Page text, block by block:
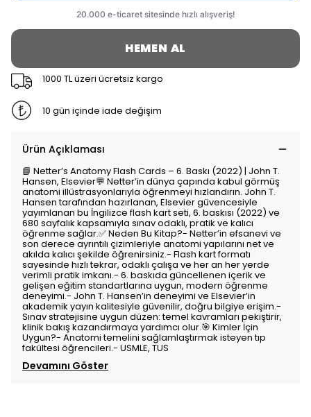
HEMEN AL
1000 TL üzeri ücretsiz kargo
10 gün içinde iade değişim
Ürün Açıklaması
📘 Netter’s Anatomy Flash Cards – 6. Baskı (2022) | John T.
Hansen, Elsevier💬 Netter’in dünya çapında kabul görmüş
anatomi illüstrasyonlarıyla öğrenmeyi hızlandırın. John T.
Hansen tarafından hazırlanan, Elsevier güvencesiyle
yayımlanan bu İngilizce flash kart seti, 6. baskısı (2022) ve
680 sayfalık kapsamıyla sınav odaklı, pratik ve kalıcı
öğrenme sağlar.✅ Neden Bu Kitap?- Netter’in efsanevi ve
son derece ayrıntılı çizimleriyle anatomi yapılarını net ve
akılda kalıcı şekilde öğrenirsiniz.- Flash kart formatı
sayesinde hızlı tekrar, odaklı çalışa ve her an her yerde
verimli pratik imkanı.- 6. baskıda güncellenen içerik ve
gelişen eğitim standartlarına uygun, modern öğrenme
deneyimi.- John T. Hansen’in deneyimi ve Elsevier’in
akademik yayın kalitesiyle güvenilir, doğru bilgiye erişim.-
Sınav stratejisine uygun düzen: temel kavramları pekiştirir,
klinik bakış kazandırmaya yardımcı olur.🎯 Kimler İçin
Uygun?- Anatomi temelini sağlamlaştırmak isteyen tıp
fakültesi öğrencileri.- USMLE, TUS
Devamını Göster